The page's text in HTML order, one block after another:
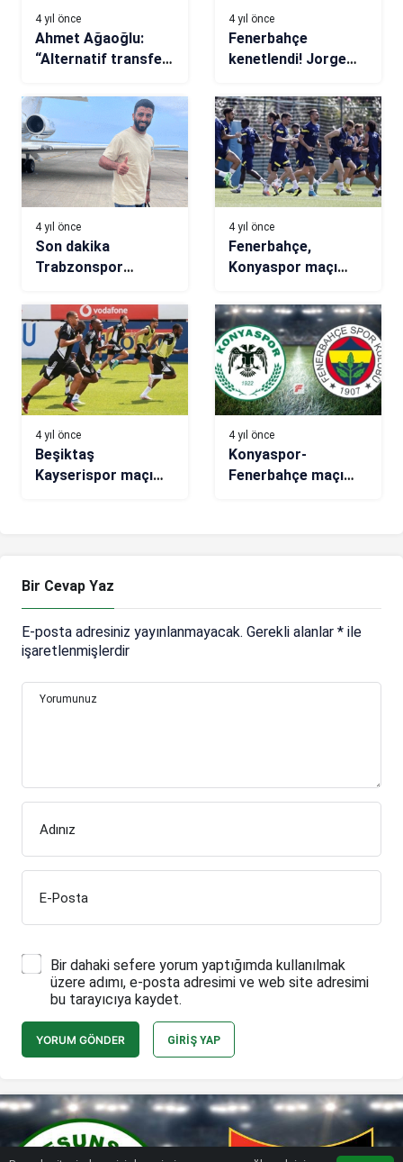
4 yıl önce
Ahmet Ağaoğlu:
“Alternatif transfer
gelebilir”
4 yıl önce
Fenerbahçe
kenetlendi! Jorge
büyük destek…
4 yıl önce
Son dakika
Trabzonspor
Fırtına’nın yeni
transferi Umut
Bozok Trabzon’da
4 yıl önce
Fenerbahçe,
Konyaspor maçı
sürdürdü
4 yıl önce
Beşiktaş
Kayserispor maçı
4 yıl önce
Konyaspor-
Fenerbahçe maçı
Bir Cevap Yaz
E-posta adresiniz yayınlanmayacak. Gerekli alanlar * ile
işaretlenmişlerdir
Yorumunuz
Adınız
E-Posta
Bir dahaki sefere yorum yaptığımda kullanılmak
üzere adımı, e-posta adresimi ve web site adresimi
bu tarayıcıya kaydet.
YORUM GÖNDER GIRIŞ YAP